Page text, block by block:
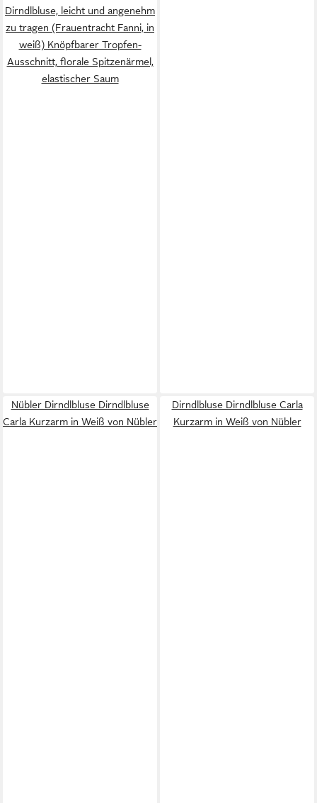
Dirndlbluse, leicht und angenehm
zu tragen (Frauentracht Fanni, in
weiß) Knöpfbarer Tropfen-
Ausschnitt, florale Spitzenärmel,
elastischer Saum
Nübler Dirndlbluse Dirndlbluse
Carla Kurzarm in Weiß von Nübler
Dirndlbluse Dirndlbluse Carla
Kurzarm in Weiß von Nübler